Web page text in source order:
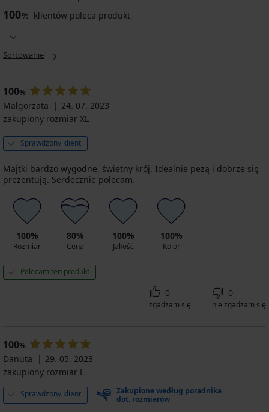
Majtki
od
22,50
zł
100% klientów poleca produkt
Sortowanie
100%
Małgorzata
24. 07. 2023
zakupiony rozmiar XL
Sprawdzony klient
Majtki bardzo wygodne, świetny krój. Idealnie pezą i dobrze się
prezentują. Serdecznie polecam.
100%
Rozmiar
80%
Cena
100%
Jakość
100%
Kolor
Polecam ten produkt
0
zgadzam się
0
nie zgadzam się
100%
Danuta
29. 05. 2023
zakupiony rozmiar L
Sprawdzony klient
Zakupione według poradnika
dot. rozmiarów